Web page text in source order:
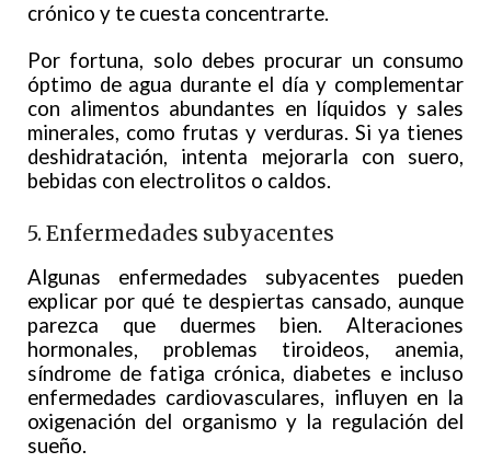
crónico y te cuesta concentrarte.
Por fortuna, solo debes procurar un consumo
óptimo de agua durante el día y complementar
con alimentos abundantes en líquidos y sales
minerales, como frutas y verduras. Si ya tienes
deshidratación, intenta mejorarla con suero,
bebidas con electrolitos o caldos.
5. Enfermedades subyacentes
Algunas enfermedades subyacentes pueden
explicar por qué te despiertas cansado, aunque
parezca que duermes bien. Alteraciones
hormonales, problemas tiroideos, anemia,
síndrome de fatiga crónica, diabetes e incluso
enfermedades cardiovasculares, influyen en la
oxigenación del organismo y la regulación del
sueño.